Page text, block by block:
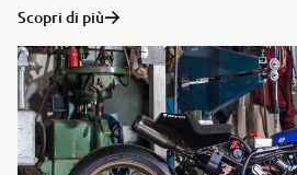
Scopri di più